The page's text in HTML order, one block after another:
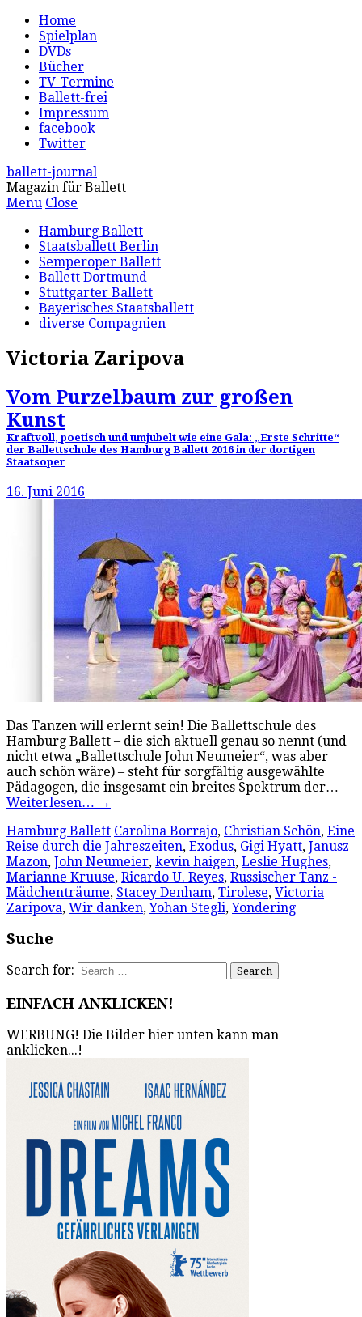
Home
Spielplan
DVDs
Bücher
TV-Termine
Ballett-frei
Impressum
facebook
Twitter
ballett-journal
Magazin für Ballett
Menu Close
Hamburg Ballett
Staatsballett Berlin
Semperoper Ballett
Ballett Dortmund
Stuttgarter Ballett
Bayerisches Staatsballett
diverse Compagnien
Victoria Zaripova
Vom Purzelbaum zur großen
Kunst
Kraftvoll, poetisch und umjubelt wie eine Gala: „Erste Schritte“
der Ballettschule des Hamburg Ballett 2016 in der dortigen
Staatsoper
16. Juni 2016
Das Tanzen will erlernt sein! Die Ballettschule des
Hamburg Ballett – die sich aktuell genau so nennt (und
nicht etwa „Ballettschule John Neumeier“, was aber
auch schön wäre) – steht für sorgfältig ausgewählte
Pädagogen, die insgesamt ein breites Spektrum der…
Weiterlesen… →
Hamburg Ballett Carolina Borrajo, Christian Schön, Eine
Reise durch die Jahreszeiten, Exodus, Gigi Hyatt, Janusz
Mazon, John Neumeier, kevin haigen, Leslie Hughes,
Marianne Kruuse, Ricardo U. Reyes, Russischer Tanz -
Mädchenträume, Stacey Denham, Tirolese, Victoria
Zaripova, Wir danken,Yohan Stegli,Yondering
Suche
Search for:
EINFACH ANKLICKEN!
WERBUNG! Die Bilder hier unten kann man
anklicken...!